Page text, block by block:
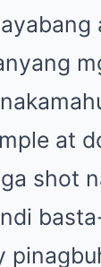
at
shot